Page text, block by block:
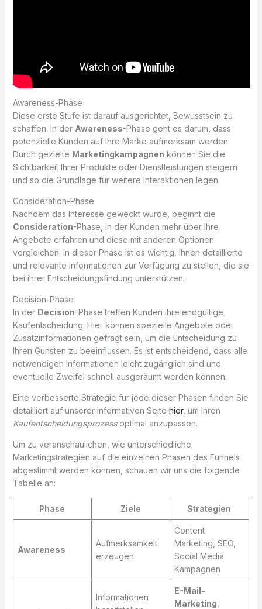
Awareness-Phase
Diese erste Stufe ist darauf ausgerichtet, Bewusstsein zu
schaffen. In der Awareness-Phase geht es darum, dass
potenzielle Kunden auf Ihre Marke aufmerksam werden.
Durch gezielte Marketingkampagnen können Sie die
Sichtbarkeit Ihrer Produkte oder Dienstleistungen steigern
und so die Grundlage für weitere Interaktionen legen.
Consideration-Phase
Nachdem das Interesse geweckt wurde, beginnt die
Consideration-Phase, in der Kunden mehr über Ihre
Angebote erfahren und diese mit anderen Optionen
vergleichen. In dieser Phase ist es wichtig, ihnen detaillierte
und relevante Informationen zur Verfügung zu stellen, die sie
bei ihrer Entscheidungsfindung unterstützen.
Decision-Phase
In der Decision-Phase treffen Kunden ihre endgültige
Kaufentscheidung. Hier können spezielle Angebote oder
Zusatzinformationen gefragt sein, um die Entscheidung zu
Ihren Gunsten zu beeinflussen. Es ist entscheidend, dass alle
notwendigen Informationen leicht zugänglich sind und
eventuelle Zweifel schnell ausgeräumt werden können.
Eine verbesserte Strategie für jede dieser Phasen finden Sie
detailliert auf unserer informativen Seite hier, um Ihren
Kaufentscheidungsprozessoptimal anzupassen.
Um zu veranschaulichen, wie unterschiedliche
Marketingstrategien auf die einzelnen Phasen des Funnels
abgestimmt werden können, schauen wir uns die folgende
Tabelle an:
Phase Ziele Strategien
Awareness
Aufmerksamkeit
erzeugen
Content
Marketing, SEO,
Social Media
Kampagnen
Informationen
E-Mail-
Marketing